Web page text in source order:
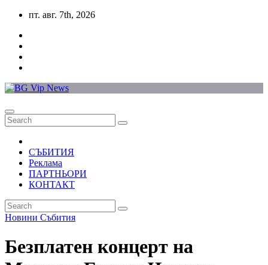
Skip
content
пт. авг. 7th, 2026
СЪБИТИЯ
Реклама
ПАРТНЬОРИ
КОНТАКТ
Новини Събития
Безплатен концерт на